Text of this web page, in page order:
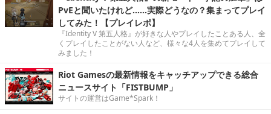
PvEと聞いたけれど……実際どうなの？集まってプレイ
してみた！【プレイレポ】
『Identity V 第五人格』が好きな人やプレイしたことある人、全
くプレイしたことがない人など、様々な4人を集めてプレイして
みました！
Riot Gamesの最新情報をキャッチアップできる総合
ニュースサイト「FISTBUMP」
サイトの運営はGame*Spark！